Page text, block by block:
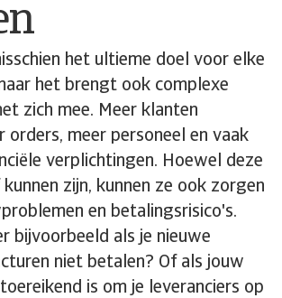
het ultieme doel voor elke
het brengt ook complexe
zich mee. Meer klanten
orders, meer personeel en vaak
verplichtingen. Hoewel deze
zijn, kunnen ze ook zorgen
en betalingsrisico's.
bijvoorbeeld als je nieuwe
niet betalen? Of als jouw
is om je leveranciers op